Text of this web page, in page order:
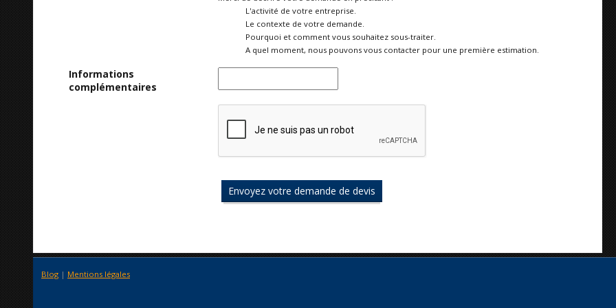
L'activité de votre entreprise.
Le contexte de votre demande.
Pourquoi et comment vous souhaitez sous-traiter.
A quel moment, nous pouvons vous contacter pour une première estimation.
Informations
complémentaires
Blog | Mentions légales